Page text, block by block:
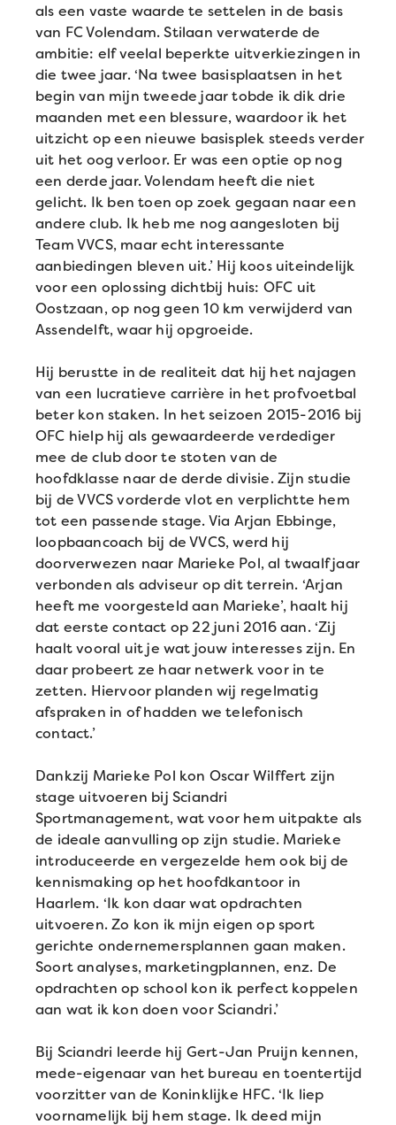
als een vaste waarde te settelen in de basis
van FC Volendam. Stilaan verwaterde de
ambitie: elf veelal beperkte uitverkiezingen in
die twee jaar. ‘Na twee basisplaatsen in het
begin van mijn tweede jaar tobde ik dik drie
maanden met een blessure, waardoor ik het
uitzicht op een nieuwe basisplek steeds verder
uit het oog verloor. Er was een optie op nog
een derde jaar. Volendam heeft die niet
gelicht. Ik ben toen op zoek gegaan naar een
andere club. Ik heb me nog aangesloten bij
Team VVCS, maar echt interessante
aanbiedingen bleven uit.’ Hij koos uiteindelijk
voor een oplossing dichtbij huis: OFC uit
Oostzaan, op nog geen 10 km verwijderd van
Assendelft, waar hij opgroeide.
Hij berustte in de realiteit dat hij het najagen
van een lucratieve carrière in het profvoetbal
beter kon staken. In het seizoen 2015-2016 bij
OFC hielp hij als gewaardeerde verdediger
mee de club door te stoten van de
hoofdklasse naar de derde divisie. Zijn studie
bij de VVCS vorderde vlot en verplichtte hem
tot een passende stage. Via Arjan Ebbinge,
loopbaancoach bij de VVCS, werd hij
doorverwezen naar Marieke Pol, al twaalf jaar
verbonden als adviseur op dit terrein. ‘Arjan
heeft me voorgesteld aan Marieke’, haalt hij
dat eerste contact op 22 juni 2016 aan. ‘Zij
haalt vooral uit je wat jouw interesses zijn. En
daar probeert ze haar netwerk voor in te
zetten. Hiervoor planden wij regelmatig
afspraken in of hadden we telefonisch
contact.’
Dankzij Marieke Pol kon Oscar Wilffert zijn
stage uitvoeren bij Sciandri
Sportmanagement, wat voor hem uitpakte als
de ideale aanvulling op zijn studie. Marieke
introduceerde en vergezelde hem ook bij de
kennismaking op het hoofdkantoor in
Haarlem. ‘Ik kon daar wat opdrachten
uitvoeren. Zo kon ik mijn eigen op sport
gerichte ondernemersplannen gaan maken.
Soort analyses, marketingplannen, enz. De
opdrachten op school kon ik perfect koppelen
aan wat ik kon doen voor Sciandri.’
Bij Sciandri leerde hij Gert-Jan Pruijn kennen,
mede-eigenaar van het bureau en toentertijd
voorzitter van de Koninklijke HFC. ‘Ik liep
voornamelijk bij hem stage. Ik deed mijn